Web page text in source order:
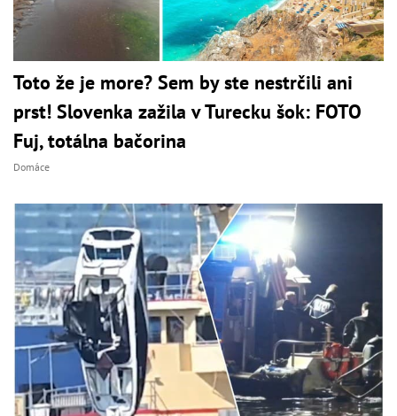
Toto že je more? Sem by ste nestrčili ani
prst! Slovenka zažila v Turecku šok: FOTO
Fuj, totálna bačorina
Domáce